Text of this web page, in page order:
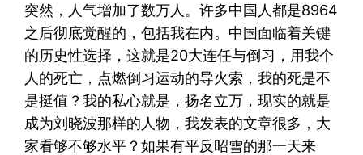
突然，人气增加了数万人。许多中国人都是8964
之后彻底觉醒的，包括我在内。中国面临着关键
的历史性选择，这就是20大连任与倒习，用我个
人的死亡，点燃倒习运动的导火索，我的死是不
是挺值？我的私心就是，扬名立万，现实的就是
成为刘晓波那样的人物，我发表的文章很多，大
家看够不够水平？如果有平反昭雪的那一天来